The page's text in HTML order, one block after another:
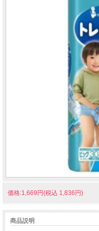
価格:1,669円(税込 1,836円)
商品説明